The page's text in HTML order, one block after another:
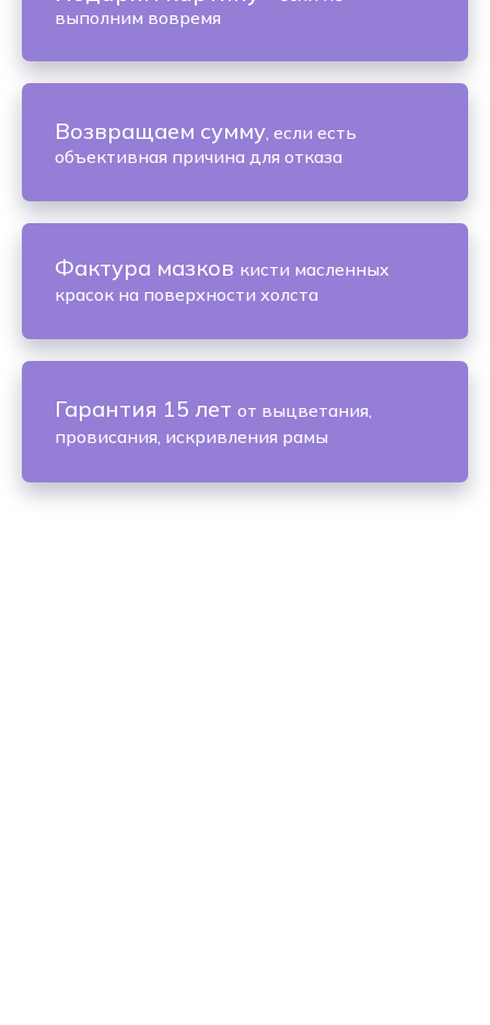
выполним вовремя
Возвращаем сумму, если есть
объективная причина для отказа
Фактура мазков кисти масленных
красок на поверхности холста
Гарантия 15 лет от выцветания,
провисания, искривления рамы